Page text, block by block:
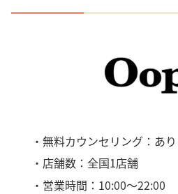
・無料カウンセリング：あり
・店舗数：全国1店舗
・営業時間：10:00～22:00